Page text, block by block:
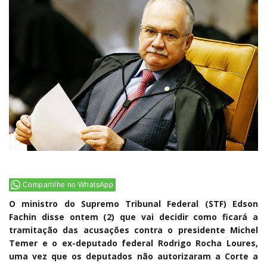
Compartilhe no WhatsApp
O ministro do Supremo Tribunal Federal (STF) Edson
Fachin disse ontem (2) que vai decidir como ficará a
tramitação das acusações contra o presidente Michel
Temer e o ex-deputado federal Rodrigo Rocha Loures,
uma vez que os deputados não autorizaram a Corte a